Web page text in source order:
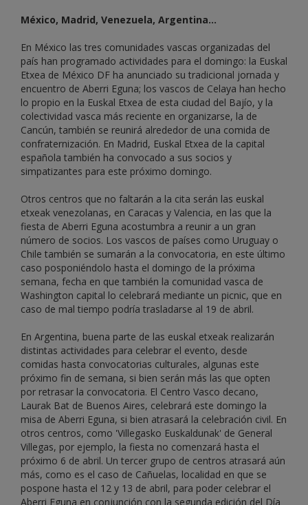
México, Madrid, Venezuela, Argentina...
En México las tres comunidades vascas organizadas del
país han programado actividades para el domingo: la Euskal
Etxea de México DF ha anunciado su tradicional jornada y
encuentro de Aberri Eguna; los vascos de Celaya han hecho
lo propio en la Euskal Etxea de esta ciudad del Bajío, y la
colectividad vasca más reciente en organizarse, la de
Cancún, también se reunirá alrededor de una comida de
confraternización. En Madrid, Euskal Etxea de la capital
española también ha convocado a sus socios y
simpatizantes para este próximo domingo.
Otros centros que no faltarán a la cita serán las euskal
etxeak venezolanas, en Caracas y Valencia, en las que la
fiesta de Aberri Eguna acostumbra a reunir a un gran
número de socios. Los vascos de países como Uruguay o
Chile también se sumarán a la convocatoria, en este último
caso posponiéndolo hasta el domingo de la próxima
semana, fecha en que también la comunidad vasca de
Washington capital lo celebrará mediante un picnic, que en
caso de mal tiempo podría trasladarse al 19 de abril.
En Argentina, buena parte de las euskal etxeak realizarán
distintas actividades para celebrar el evento, desde
comidas hasta convocatorias culturales, algunas este
próximo fin de semana, si bien serán más las que opten
por retrasar la convocatoria. El Centro Vasco decano,
Laurak Bat de Buenos Aires, celebrará este domingo la
misa de Aberri Eguna, si bien atrasará la celebración civil. En
otros centros, como 'Villegasko Euskaldunak' de General
Villegas, por ejemplo, la fiesta no comenzará hasta el
próximo 6 de abril. Un tercer grupo de centros atrasará aún
más, como es el caso de Cañuelas, localidad en que se
pospone hasta el 12 y 13 de abril, para poder celebrar el
Aberri Eguna en conjunción con la segunda edición del Día